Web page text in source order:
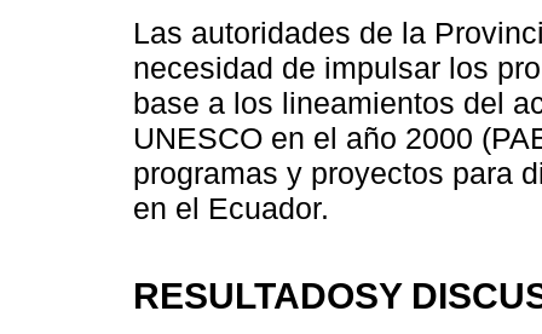
Las autoridades de la
necesidad de impulsar los
base a los lineamientos del
UNESCO en el año 2000
programas y proyectos para
en el Ecuador.
RESULTADOSY